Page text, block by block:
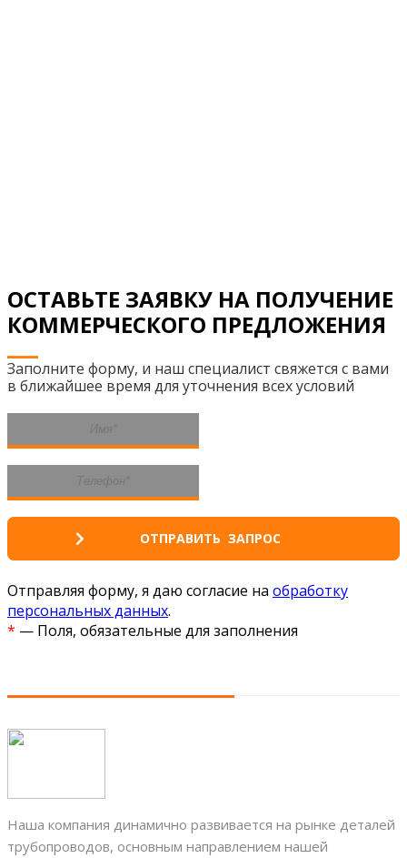
ОСТАВЬТЕ ЗАЯВКУ НА ПОЛУЧЕНИЕ
КОММЕРЧЕСКОГО ПРЕДЛОЖЕНИЯ
Заполните форму, и наш специалист свяжется с вами
в ближайшее время для уточнения всех условий
Отправляя форму, я даю согласие на обработку
персональных данных.
* — Поля, обязательные для заполнения
Наша компания динамично развивается на рынке деталей
трубопроводов, основным направлением нашей